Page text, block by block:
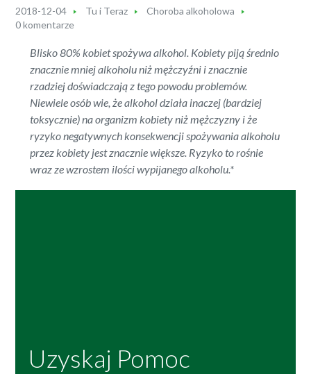
2018-12-04 Tu i Teraz
Choroba alkoholowa
0 komentarze
Blisko 80% kobiet spożywa alkohol. Kobiety piją średnio
znacznie mniej alkoholu niż mężczyźni i znacznie
rzadziej doświadczają z tego powodu problemów.
Niewiele osób wie, że alkohol działa inaczej (bardziej
toksycznie) na organizm kobiety niż mężczyzny i że
ryzyko negatywnych konsekwencji spożywania alkoholu
przez kobiety jest znacznie większe. Ryzyko to rośnie
wraz ze wzrostem ilości wypijanego alkoholu.*
Uzyskaj Pomoc